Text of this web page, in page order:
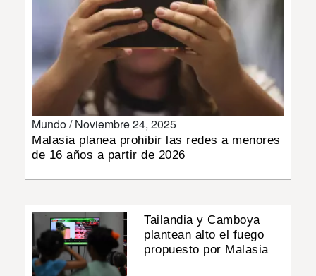
Mundo /Noviembre 24, 2025
Malasia planea prohibir las redes a menores
de 16 años a partir de 2026
Tailandia y Camboya
plantean alto el fuego
propuesto por Malasia